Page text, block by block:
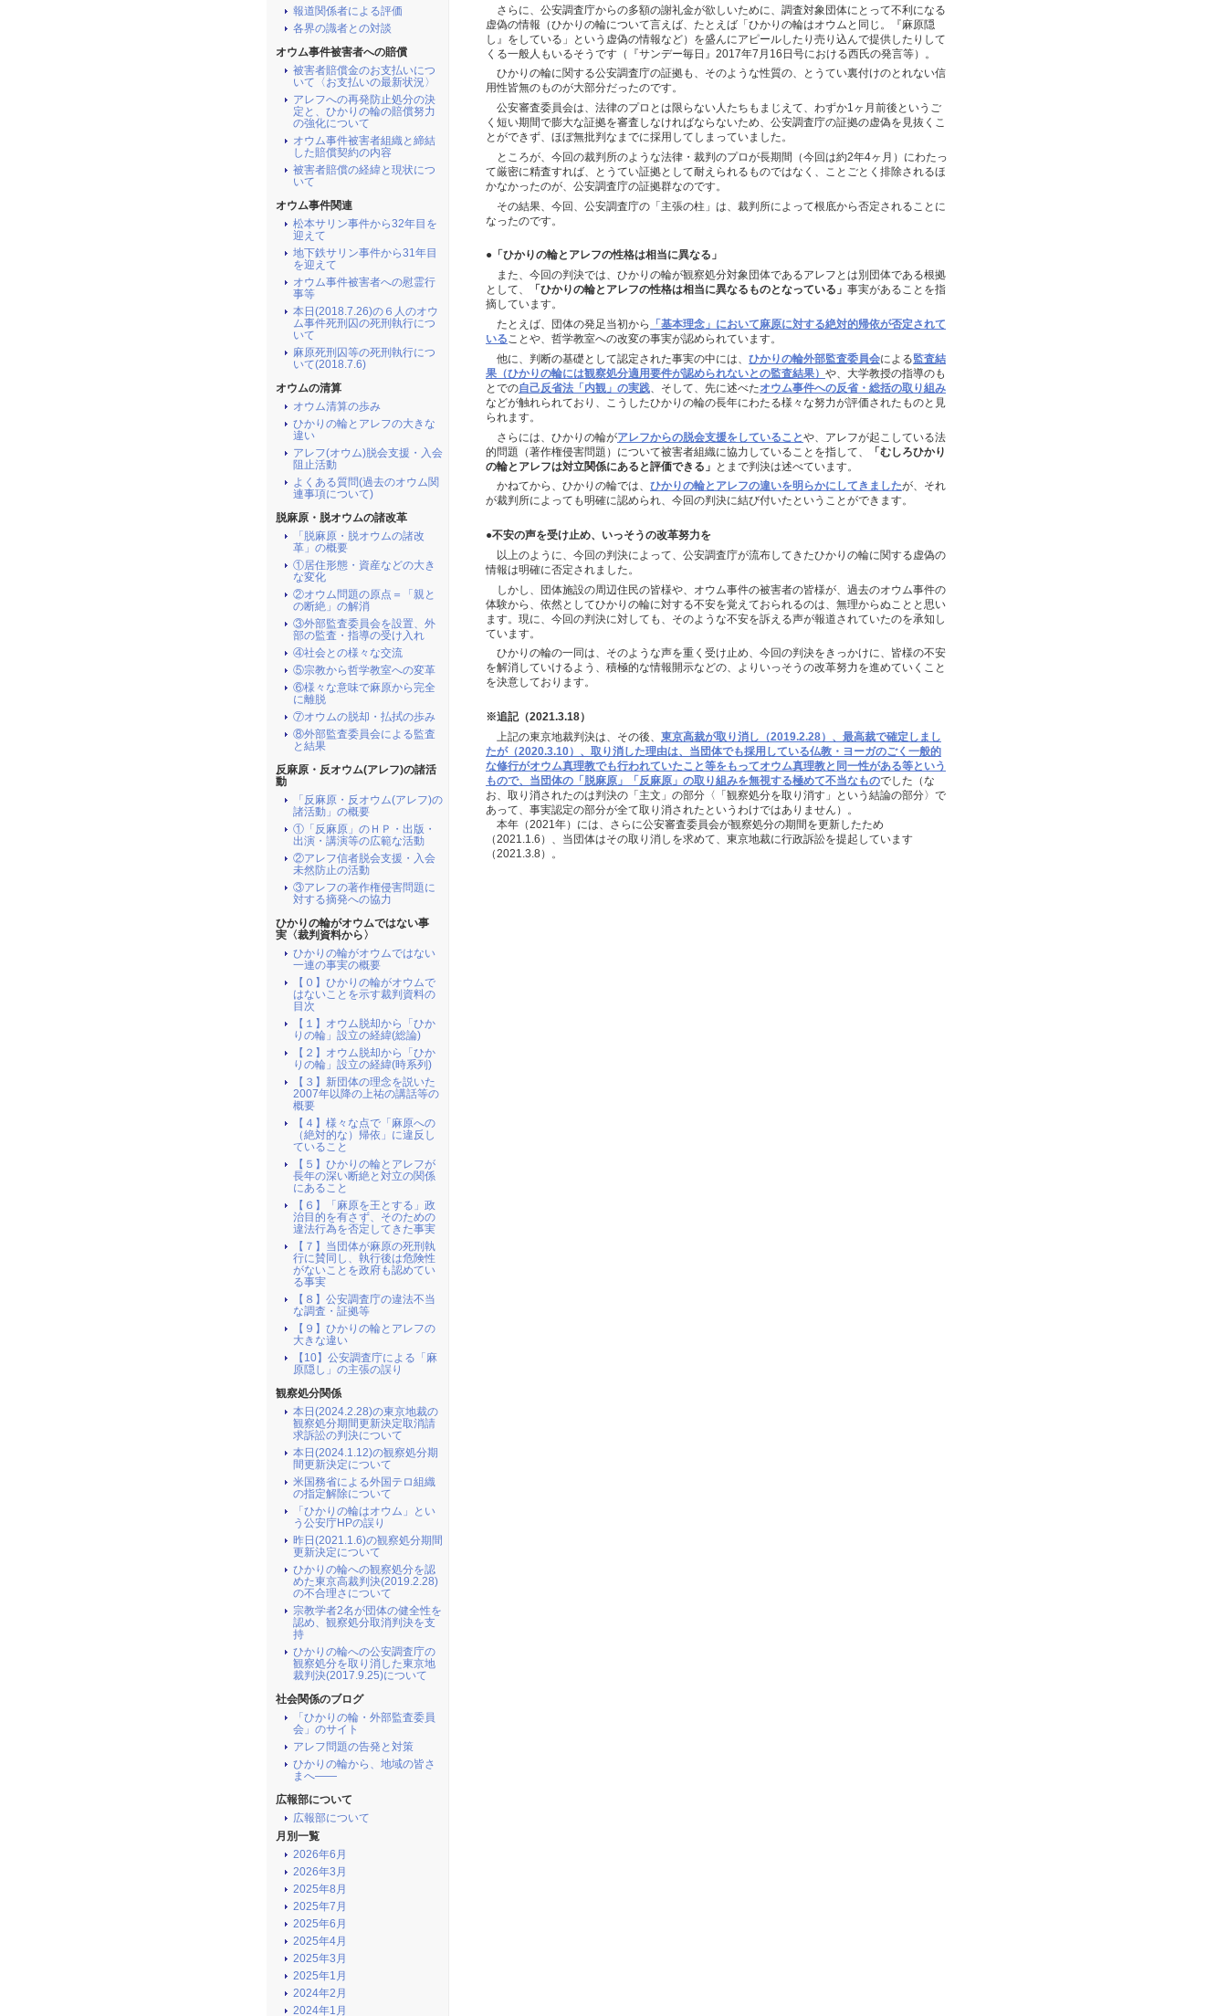
さらに、公安調査庁からの多額の謝礼金が欲しいために、調査対象団体にとって不利になる
虚偽の情報（ひかりの輪について言えば、たとえば「ひかりの輪はオウムと同じ。『麻原隠
し』をしている」という虚偽の情報など）を盛んにアピールしたり売り込んで提供したりして
くる一般人もいるそうです（『サンデー毎日』2017年7月16日号における西氏の発言等）。
ひかりの輪に関する公安調査庁の証拠も、そのような性質の、とうてい裏付けのとれない信
用性皆無のものが大部分だったのです。
公安審査委員会は、法律のプロとは限らない人たちもまじえて、わずか1ヶ月前後というご
く短い期間で膨大な証拠を審査しなければならないため、公安調査庁の証拠の虚偽を見抜くこ
とができず、ほぼ無批判なまでに採用してしまっていました。
ところが、今回の裁判所のような法律・裁判のプロが長期間（今回は約2年4ヶ月）にわたっ
て厳密に精査すれば、とうてい証拠として耐えられるものではなく、ことごとく排除されるほ
かなかったのが、公安調査庁の証拠群なのです。
その結果、今回、公安調査庁の「主張の柱」は、裁判所によって根底から否定されることに
なったのです。
●「ひかりの輪とアレフの性格は相当に異なる」
また、今回の判決では、ひかりの輪が観察処分対象団体であるアレフとは別団体である根拠
として、
「ひかりの輪とアレフの性格は相当に異なるものとなっている」 事実があることを指
摘しています。
たとえば、団体の発足当初から
「基本理念」において麻原に対する絶対的帰依が否定されて
いる ことや、哲学教室への改変の事実が認められています。
他に、判断の基礎として認定された事実の中には、 ひかりの輪外部監査委員会による監査結
果（ひかりの輪には観察処分適用要件が認められないとの監査結果） や、大学教授の指導のも
とでの自己反省法「内観」の実践 、そして、先に述べたオウム事件への反省・総括の取り組み
などが触れられており、こうしたひかりの輪の長年にわたる様々な努力が評価されたものと見
られます。
さらには、ひかりの輪がアレフからの脱会支援をしていることや、アレフが起こしている法
的問題（著作権侵害問題）について被害者組織に協力していることを指して、
「むしろひかり
の輪とアレフは対立関係にあると評価できる」
とまで判決は述べています。
かねてから、ひかりの輪では、 ひかりの輪とアレフの違いを明らかにしてきましたが、それ
が裁判所によっても明確に認められ、今回の判決に結び付いたということができます。
●不安の声を受け止め、いっそうの改革努力を
以上のように、今回の判決によって、公安調査庁が流布してきたひかりの輪に関する虚偽の
情報は明確に否定されました。
しかし、団体施設の周辺住民の皆様や、オウム事件の被害者の皆様が、過去のオウム事件の
体験から、依然としてひかりの輪に対する不安を覚えておられるのは、無理からぬことと思い
ます。現に、今回の判決に対しても、そのような不安を訴える声が報道されていたのを承知し
ています。
ひかりの輪の一同は、そのような声を重く受け止め、今回の判決をきっかけに、皆様の不安
を解消していけるよう、積極的な情報開示などの、よりいっそうの改革努力を進めていくこと
を決意しております。
※追記（2021.3.18）
上記の東京地裁判決は、その後、 東京高裁が取り消し（2019.2.28）、最高裁で確定しまし
たが（2020.3.10）、取り消した理由は、当団体でも採用している仏教・ヨーガのごく一般的
な修行がオウム真理教でも行われていたこと等をもってオウム真理教と同一性がある等という
もので、当団体の「脱麻原」「反麻原」の取り組みを無視する極めて不当なものでした（な
お、取り消されたのは判決の「主文」の部分〈「観察処分を取り消す」という結論の部分〉で
あって、事実認定の部分が全て取り消されたというわけではありません）。
本年（2021年）には、さらに公安審査委員会が観察処分の期間を更新したため
（2021.1.6）、当団体はその取り消しを求めて、東京地裁に行政訴訟を提起しています
（2021.3.8）。
報道関係者による評価
各界の識者との対談
オウム事件被害者への賠償
被害者賠償金のお支払いにつ
いて〈お支払いの最新状況〉
アレフへの再発防止処分の決
定と、ひかりの輪の賠償努力
の強化について
オウム事件被害者組織と締結
した賠償契約の内容
被害者賠償の経緯と現状につ
いて
オウム事件関連
松本サリン事件から32年目を
迎えて
地下鉄サリン事件から31年目
を迎えて
オウム事件被害者への慰霊行
事等
本日(2018.7.26)の６人のオウ
ム事件死刑囚の死刑執行につ
いて
麻原死刑囚等の死刑執行につ
いて(2018.7.6)
オウムの清算
オウム清算の歩み
ひかりの輪とアレフの大きな
違い
アレフ(オウム)脱会支援・入会
阻止活動
よくある質問(過去のオウム関
連事項について)
脱麻原・脱オウムの諸改革
「脱麻原・脱オウムの諸改
革」の概要
①居住形態・資産などの大き
な変化
②オウム問題の原点＝「親と
の断絶」の解消
③外部監査委員会を設置、外
部の監査・指導の受け入れ
④社会との様々な交流
⑤宗教から哲学教室への変革
⑥様々な意味で麻原から完全
に離脱
⑦オウムの脱却・払拭の歩み
⑧外部監査委員会による監査
と結果
反麻原・反オウム(アレフ)の諸活
動
「反麻原・反オウム(アレフ)の
諸活動」の概要
①「反麻原」のＨＰ・出版・
出演・講演等の広範な活動
②アレフ信者脱会支援・入会
未然防止の活動
③アレフの著作権侵害問題に
対する摘発への協力
ひかりの輪がオウムではない事
実〈裁判資料から〉
ひかりの輪がオウムではない
一連の事実の概要
【０】ひかりの輪がオウムで
はないことを示す裁判資料の
目次
【１】オウム脱却から「ひか
りの輪」設立の経緯(総論)
【２】オウム脱却から「ひか
りの輪」設立の経緯(時系列)
【３】新団体の理念を説いた
2007年以降の上祐の講話等の
概要
【４】様々な点で「麻原への
（絶対的な）帰依」に違反し
ていること
【５】ひかりの輪とアレフが
長年の深い断絶と対立の関係
にあること
【６】「麻原を王とする」政
治目的を有さず、そのための
違法行為を否定してきた事実
【７】当団体が麻原の死刑執
行に賛同し、執行後は危険性
がないことを政府も認めてい
る事実
【８】公安調査庁の違法不当
な調査・証拠等
【９】ひかりの輪とアレフの
大きな違い
【10】公安調査庁による「麻
原隠し」の主張の誤り
観察処分関係
本日(2024.2.28)の東京地裁の
観察処分期間更新決定取消請
求訴訟の判決について
本日(2024.1.12)の観察処分期
間更新決定について
米国務省による外国テロ組織
の指定解除について
「ひかりの輪はオウム」とい
う公安庁HPの誤り
昨日(2021.1.6)の観察処分期間
更新決定について
ひかりの輪への観察処分を認
めた東京高裁判決(2019.2.28)
の不合理さについて
宗教学者2名が団体の健全性を
認め、観察処分取消判決を支
持
ひかりの輪への公安調査庁の
観察処分を取り消した東京地
裁判決(2017.9.25)について
社会関係のブログ
「ひかりの輪・外部監査委員
会」のサイト
アレフ問題の告発と対策
ひかりの輪から、地域の皆さ
まへ――
広報部について
広報部について
月別一覧
2026年6月
2026年3月
2025年8月
2025年7月
2025年6月
2025年4月
2025年3月
2025年1月
2024年2月
2024年1月